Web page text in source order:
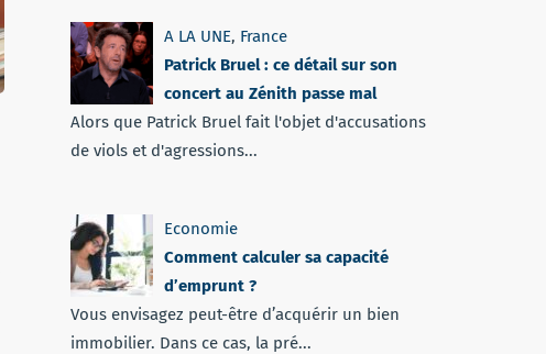
A LA UNE, France
Patrick Bruel : ce détail sur son
concert au Zénith passe mal
Alors que Patrick Bruel fait l'objet d'accusations
de viols et d'agressions...
Economie
Comment calculer sa capacité
d’emprunt ?
Vous envisagez peut-être d’acquérir un bien
immobilier. Dans ce cas, la pré...